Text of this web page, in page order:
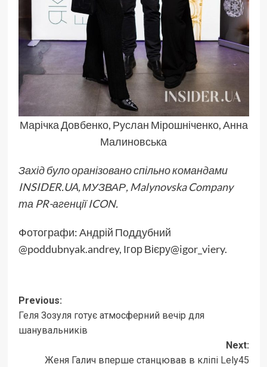
Марічка Довбенко, Руслан Мірошніченко, Анна
Малиновська
Захід було оранізовано спільно командами
INSIDER.UA, МУЗВАР, Malynovska Company
та PR-агенції ICON.
Фотографи: Андрій Поддубний
@poddubnyak.andrey, Ігор Вієру@igor_viery.
Post
navigation
Previous:
Геля Зозуля готує атмосферний вечір для
шанувальників
Next:
Женя Галич вперше станцював в кліпі Lely45